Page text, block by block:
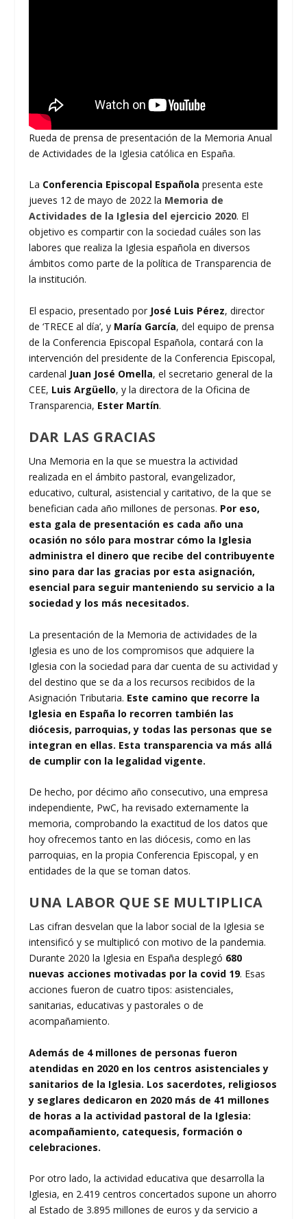
Rueda de prensa de presentación de la Memoria Anual
de Actividades de la Iglesia católica en España.
La Conferencia Episcopal Española presenta este
jueves 12 de mayo de 2022 la Memoria de
Actividades de la Iglesia del ejercicio 2020. El
objetivo es compartir con la sociedad cuáles son las
labores que realiza la Iglesia española en diversos
ámbitos como parte de la política de Transparencia de
la institución.
El espacio, presentado por José Luis Pérez, director
de ‘TRECE al día’, y María García, del equipo de prensa
de la Conferencia Episcopal Española, contará con la
intervención del presidente de la Conferencia Episcopal,
cardenal Juan José Omella, el secretario general de la
CEE, Luis Argüello, y la directora de la Oficina de
Transparencia, Ester Martín.
DAR LAS GRACIAS
Una Memoria en la que se muestra la actividad
realizada en el ámbito pastoral, evangelizador,
educativo, cultural, asistencial y caritativo, de la que se
benefician cada año millones de personas. Por eso,
esta gala de presentación es cada año una
ocasión no sólo para mostrar cómo la Iglesia
administra el dinero que recibe del contribuyente
sino para dar las gracias por esta asignación,
esencial para seguir manteniendo su servicio a la
sociedad y los más necesitados.
La presentación de la Memoria de actividades de la
Iglesia es uno de los compromisos que adquiere la
Iglesia con la sociedad para dar cuenta de su actividad y
del destino que se da a los recursos recibidos de la
Asignación Tributaria. Este camino que recorre la
Iglesia en España lo recorren también las
diócesis, parroquias, y todas las personas que se
integran en ellas. Esta transparencia va más allá
de cumplir con la legalidad vigente.
De hecho, por décimo año consecutivo, una empresa
independiente, PwC, ha revisado externamente la
memoria, comprobando la exactitud de los datos que
hoy ofrecemos tanto en las diócesis, como en las
parroquias, en la propia Conferencia Episcopal, y en
entidades de la que se toman datos.
UNA LABOR QUE SE MULTIPLICA
Las cifran desvelan que la labor social de la Iglesia se
intensificó y se multiplicó con motivo de la pandemia.
Durante 2020 la Iglesia en España desplegó 680
nuevas acciones motivadas por la covid 19. Esas
acciones fueron de cuatro tipos: asistenciales,
sanitarias, educativas y pastorales o de
acompañamiento.
Además de 4 millones de personas fueron
atendidas en 2020 en los centros asistenciales y
sanitarios de la Iglesia. Los sacerdotes, religiosos
y seglares dedicaron en 2020 más de 41 millones
de horas a la actividad pastoral de la Iglesia:
acompañamiento, catequesis, formación o
celebraciones.
Por otro lado, la actividad educativa que desarrolla la
Iglesia, en 2.419 centros concertados supone un ahorro
al Estado de 3.895 millones de euros y da servicio a